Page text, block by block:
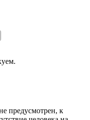
предусмотрен, к